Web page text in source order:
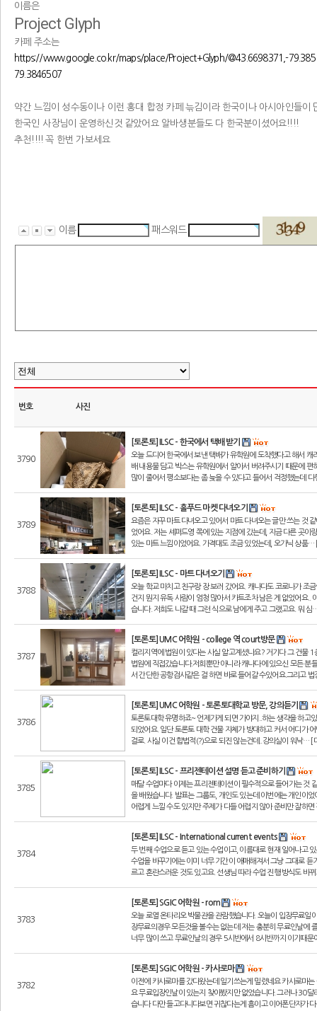
이름은
Project Glyph
카페 주소는
https://www.google.co.kr/maps/place/Project+Glyph/@43.6698371,-
79.3846507
약간 느낌이 성수동이나 이런 홍대 합정 카페 늒김이라 한국이나 아시아인들이
한국인 사장님이 운영하신것 같았어요 알바생분들도 다 한국분이셨어요!!!!
추천!!!! 꼭 한번 가보세요
이름 패스워드
번호 사진
3790
[토론토] ILSC - 한국에서 택배 받기
오늘 드디어 한국에서 보낸 택배가 유학원에 도착했다고 해서
배 내용물 담고 박스는 유학원에서 알아서 버려주시기 때문에
많이 줄어서 평소보다는 좀 늦을 수 있다고 들어서 걱정했는데
3789
[토론토] ILSC - 홀푸드 마켓 다녀오기
요즘은 자꾸 마트 다녀오고 있어서 마트 다녀오는 글만 쓰는 것
었어요. 저는 셰퍼드영 쪽에 있는 지점에 갔는데, 지금 다른 곳이
있는 마트 느낌이었어요. 가격대도 조금 있었는데, 오가닉 상품…
3788
[토론토] ILSC - 마트 다녀오기
오늘 학교 마치고 친구랑 장 보러 갔어요. 캐나다도 코로나가 조
건지 뭔지 유독 사람이 엄청 많아서 카트조차 남은 게 없었어요..
습니다. 저희도 나갈 때 그런 식으로 남에게 주고 그랬고요. 뭐
3787
[토론토] UMC 어학원 - college 역 court방문
컬리지역에 법원이 있다는 사실 알고계셨나요? 거기다 그 건물
법원에 직접갔습니다.저희뿐만 아니라 캐나다에 있으신 모든 분
서 간단한 공항검사같은 걸 하면 바로 들어갈 수있어요.그리고
3786
[토론토] UMC 어학원 - 토론토대학교 방문, 강의듣기
토론토대학 유명하죠~ 언제가게 되면 가야지..하는 생각을 하고
되었어요. 일단 토론토 대학 건물 자체가 방대하고 커서 어디가
걸로. 사실 이건 합법적(?)으로 되진 않는건데..강의실이 워낙… [
3785
[토론토] ILSC - 프리젠테이션 설명 듣고 준비하기
매달 수업마다 이제는 프리젠테이션이 필수적으로 들어가는 것
을 배웠습니다. 발표는 그룹도, 개인도 있는데 이번에는 개인이
어렵게 느낄 수도 있지만 주제가 다들 어렵지 않아 준비만 잘하
3784
[토론토] ILSC - International current events
두 번째 수업으로 듣고 있는 수업이고, 이름대로 현재 일어나고
수업을 바꾸기에는 이미 너무 기간이 애매해져서 그냥 그대로
르고 혼란스러운 것도 있고요. 선생님 따라 수업 진행 방식도 바
3783
[토론토] SGIC 어학원 - rom
오늘 로열 온타리오 박물관을 관람했습니다. 오늘이 입장무료일
장무료의경우 모든것을 볼수는 없는데 저는 충분히 무료인날에
너무 많이 쓰고 무료인날의 경우 5시반에서 8시반까지 이기때
3782
[토론토] SGIC 어학원 - 카사로마
이전에 카사로마를 갔다왔는데 일기쓰는게 밀렸네요 카사로마
요 무료입장인날이 있는지 찾아봤지만 없었습니다. 그러나 30
습니다 다만 들고다니다보면 귀찮다는게 흠이고 이어폰단자가